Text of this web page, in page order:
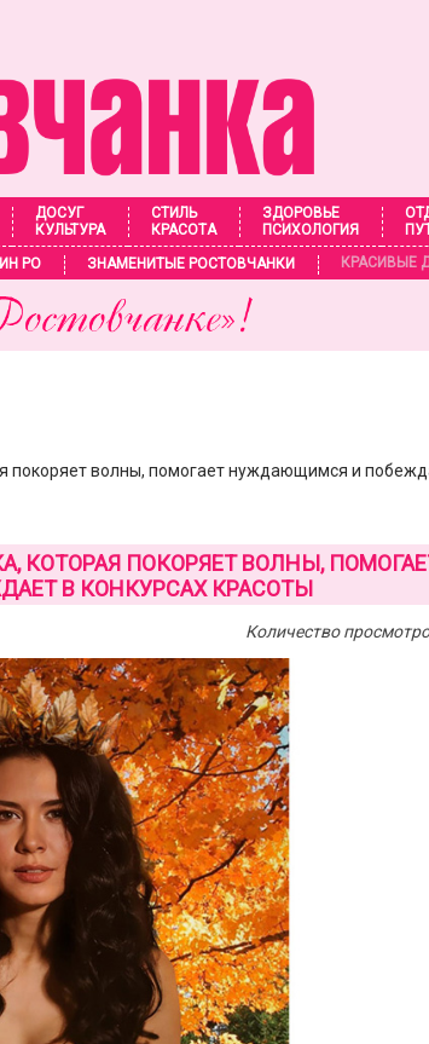
ДОСУГ
КУЛЬТУРА
СТИЛЬ
КРАСОТА
ЗДОРОВЬЕ
ПСИХОЛОГИЯ
РО ЗНАМЕНИТЫЕ РОСТОВЧАНКИ КРАСИВЫЕ
волны, помогает нуждающимся и
КОТОРАЯ ПОКОРЯЕТ ВОЛНЫ,
В КОНКУРСАХ КРАСОТЫ
Количество